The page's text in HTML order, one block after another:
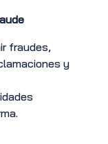
fraudes,
y